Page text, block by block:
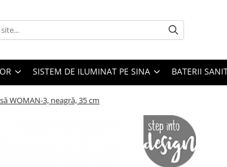
SISTEM DE ILUMINAT PE SINA BATERII
WOMAN-3, neagră, 35 cm